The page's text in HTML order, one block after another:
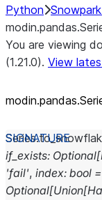
Python
You are viewing
(1.21.0). View
Series.
if_exists: Optional[
'fail', index: bool =
Optional[Union[